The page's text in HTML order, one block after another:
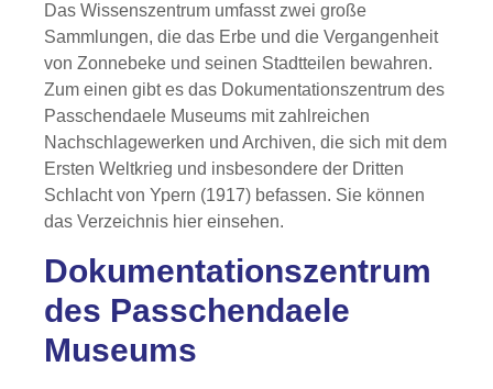
Das Wissenszentrum umfasst zwei große
Sammlungen, die das Erbe und die Vergangenheit
von Zonnebeke und seinen Stadtteilen bewahren.
Zum einen gibt es das Dokumentationszentrum des
Passchendaele Museums mit zahlreichen
Nachschlagewerken und Archiven, die sich mit dem
Ersten Weltkrieg und insbesondere der Dritten
Schlacht von Ypern (1917) befassen. Sie können
das Verzeichnis hier einsehen.
Dokumentationszentrum
des Passchendaele
Museums